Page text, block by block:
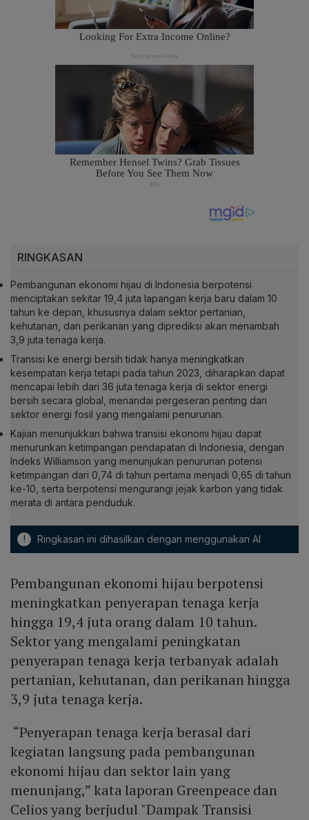
RINGKASAN
Pembangunan ekonomi hijau di Indonesia berpotensi
menciptakan sekitar 19,4 juta lapangan kerja baru dalam 10
tahun ke depan, khususnya dalam sektor pertanian,
kehutanan, dan perikanan yang diprediksi akan menambah
3,9 juta tenaga kerja.
Transisi ke energi bersih tidak hanya meningkatkan
kesempatan kerja tetapi pada tahun 2023, diharapkan dapat
mencapai lebih dari 36 juta tenaga kerja di sektor energi
bersih secara global, menandai pergeseran penting dari
sektor energi fosil yang mengalami penurunan.
Kajian menunjukkan bahwa transisi ekonomi hijau dapat
menurunkan ketimpangan pendapatan di Indonesia, dengan
Indeks Williamson yang menunjukan penurunan potensi
ketimpangan dari 0,74 di tahun pertama menjadi 0,65 di tahun
ke-10, serta berpotensi mengurangi jejak karbon yang tidak
merata di antara penduduk.
! Ringkasan ini dihasilkan dengan menggunakan AI
Pembangunan ekonomi hijau berpotensi
meningkatkan penyerapan tenaga kerja
hingga 19,4 juta orang dalam 10 tahun.
Sektor yang mengalami peningkatan
penyerapan tenaga kerja terbanyak adalah
pertanian, kehutanan, dan perikanan hingga
3,9 juta tenaga kerja.
“Penyerapan tenaga kerja berasal dari
kegiatan langsung pada pembangunan
ekonomi hijau dan sektor lain yang
menunjang,” kata laporan Greenpeace dan
Celios yang berjudul "Dampak Transisi